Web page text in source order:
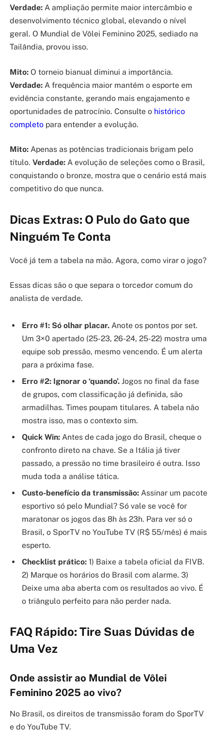
Verdade: A ampliação permite maior intercâmbio e
desenvolvimento técnico global, elevando o nível
geral. O Mundial de Vôlei Feminino 2025, sediado na
Tailândia, provou isso.
Mito: O torneio bianual diminui a importância.
Verdade: A frequência maior mantém o esporte em
evidência constante, gerando mais engajamento e
oportunidades de patrocínio. Consulte o histórico
completo para entender a evolução.
Mito: Apenas as potências tradicionais brigam pelo
título. Verdade: A evolução de seleções como o Brasil,
conquistando o bronze, mostra que o cenário está mais
competitivo do que nunca.
Dicas Extras: O Pulo do Gato que
Ninguém Te Conta
Você já tem a tabela na mão. Agora, como virar o jogo?
Essas dicas são o que separa o torcedor comum do
analista de verdade.
Erro #1: Só olhar placar. Anote os pontos por set.
Um 3×0 apertado (25-23, 26-24, 25-22) mostra uma
equipe sob pressão, mesmo vencendo. É um alerta
para a próxima fase.
Erro #2: Ignorar o ‘quando’. Jogos no final da fase
de grupos, com classificação já definida, são
armadilhas. Times poupam titulares. A tabela não
mostra isso, mas o contexto sim.
Quick Win: Antes de cada jogo do Brasil, cheque o
confronto direto na chave. Se a Itália já tiver
passado, a pressão no time brasileiro é outra. Isso
muda toda a análise tática.
Custo-benefício da transmissão: Assinar um pacote
esportivo só pelo Mundial? Só vale se você for
maratonar os jogos das 8h às 23h. Para ver só o
Brasil, o SporTV no YouTube TV (R$ 55/mês) é mais
esperto.
Checklist prático: 1) Baixe a tabela oficial da FIVB.
2) Marque os horários do Brasil com alarme. 3)
Deixe uma aba aberta com os resultados ao vivo. É
o triângulo perfeito para não perder nada.
FAQ Rápido: Tire Suas Dúvidas de
Uma Vez
Onde assistir ao Mundial de Vôlei
Feminino 2025 ao vivo?
No Brasil, os direitos de transmissão foram do SporTV
e do YouTube TV.